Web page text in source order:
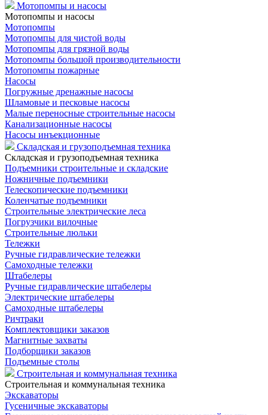
Мотопомпы и насосы
Мотопомпы и насосы
Мотопомпы
Мотопомпы для чистой воды
Мотопомпы для грязной воды
Мотопомпы большой производительности
Мотопомпы пожарные
Насосы
Погружные дренажные насосы
Шламовые и песковые насосы
Малые переносные строительные насосы
Канализационные насосы
Насосы инъекционные
Складская и грузоподъемная техника
Складская и грузоподъемная техника
Подъемники строительные и складские
Ножничные подъемники
Телескопические подъемники
Коленчатые подъемники
Строительные электрические леса
Погрузчики вилочные
Строительные люльки
Тележки
Ручные гидравлические тележки
Самоходные тележки
Штабелеры
Ручные гидравлические штабелеры
Электрические штабелеры
Самоходные штабелеры
Ричтраки
Комплектовщики заказов
Магнитные захваты
Подборщики заказов
Подъемные столы
Строительная и коммунальная техника
Строительная и коммунальная техника
Экскаваторы
Гусеничные экскаваторы